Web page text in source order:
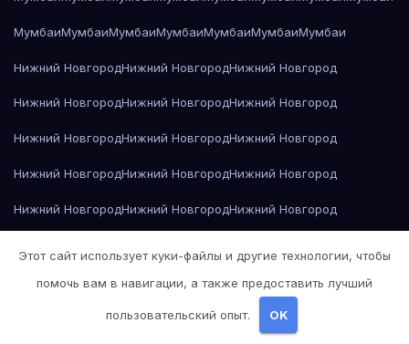
МумбаиМумбаиМумбаиМумбаиМумбаиМумбаиМумбаи
Нижний НовгородНижний НовгородНижний Новгород
Нижний НовгородНижний НовгородНижний Новгород
Нижний НовгородНижний НовгородНижний Новгород
Нижний НовгородНижний НовгородНижний Новгород
Нижний НовгородНижний НовгородНижний Новгород
Нижний Новгород Николай Гоголь — Мёртвые души
Николай Гоголь — Мёртвые души
Этот сайт использует куки-файлы и другие технологии, чтобы
помочь вам в навигации, а также предоставить лучший
пользовательский опыт. OK